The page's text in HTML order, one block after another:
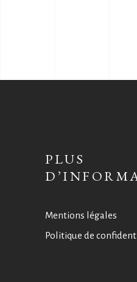
PLUS
Mentions légales
Politique de